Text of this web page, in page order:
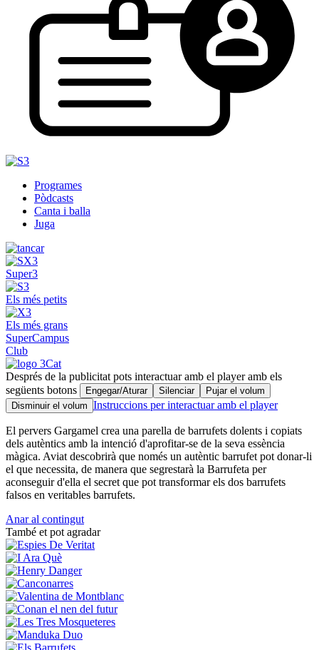
Programes
Pòdcasts
Canta i balla
Juga
Super3
Els més petits
Els més grans
SuperCampus
Club
Després de la publicitat pots interactuar amb el player amb els
següents botons
Engegar/Aturar Silenciar
Pujar el volum
Disminuir el volum Instruccions per interactuar amb el player
El pervers Gargamel crea una parella de barrufets dolents i copiats
dels autèntics amb la intenció d'aprofitar-se de la seva essència
màgica. Aviat descobrirà que només un autèntic barrufet pot donar-li
el que necessita, de manera que segrestarà la Barrufeta per
aconseguir d'ella el secret que pot transformar els dos barrufets
falsos en veritables barrufets.
Anar al contingut
També et pot agradar